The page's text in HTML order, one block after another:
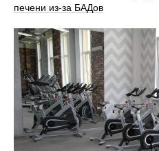
печени из-за БАДов